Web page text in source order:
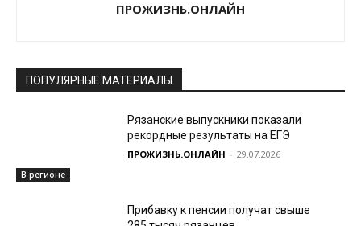
ПРОЖИЗНЬ.ОНЛАЙН
ПОПУЛЯРНЫЕ МАТЕРИАЛЫ
В регионе
Рязанские выпускники показали
рекордные результаты на ЕГЭ
ПРОЖИЗНЬ.ОНЛАЙН - 29.07.2026
Прибавку к пенсии получат свыше